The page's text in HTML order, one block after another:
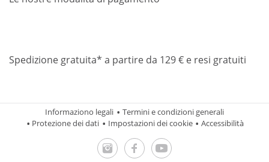
Spedizione gratuita* a partire da 129 € e resi gratuiti
Informaziono legali
Termini e condizioni generali
Protezione dei dati
Impostazioni dei cookie Accessibilità